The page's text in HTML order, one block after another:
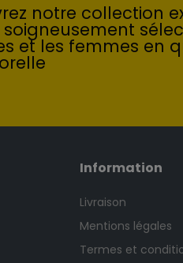
notre collection
soigneusement
et les femmes en
Information
Livraison
Mentions légales
Termes et